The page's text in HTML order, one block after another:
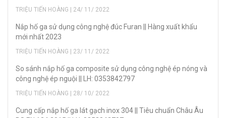
TRIỆU TIẾN HOÀNG | 24/ 11/ 2022
Nắp hố ga sử dụng công nghệ đúc Furan || Hàng xuất khẩu
mới nhất 2023
TRIỆU TIẾN HOÀNG | 23/ 11/ 2022
So sánh nắp hố ga composite sử dụng công nghệ ép nóng và
công nghệ ép nguội || LH: 0353842797
TRIỆU TIẾN HOÀNG | 28/ 10/ 2022
Cung cấp nắp hố ga lát gạch inox 304 || Tiêu chuẩn Châu Âu